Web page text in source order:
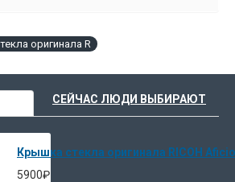
оригинала R
СЕЙЧАС ЛЮДИ ВЫБИРАЮТ
Крышка стекла оригинала RICOH
5900₽